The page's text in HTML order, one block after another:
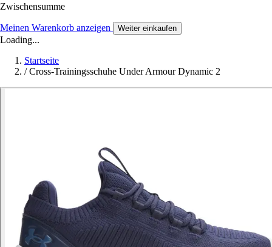
Zwischensumme
Meinen Warenkorb anzeigen Weiter einkaufen
Loading...
Startseite
/ Cross-Trainingsschuhe Under Armour Dynamic 2